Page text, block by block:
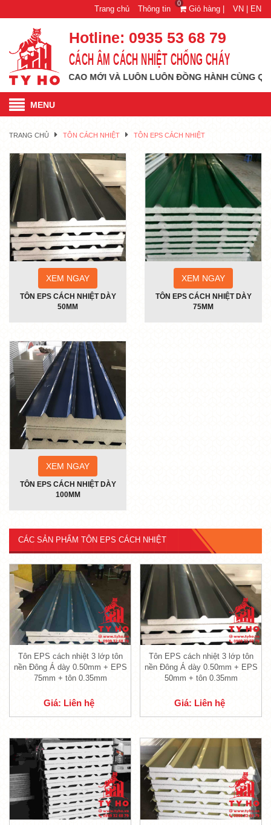
Trang chủ Thông tin
0
Giỏ hàng | VN | EN
Hotline: 0935 53 68 79
CÁCH ÂM CÁCH NHIỆT CHỐNG CHÁY
MỚI VÀ LUÔN LUÔN ĐỒNG HÀNH CÙNG QUÝ KHÁCH
MENU
TRANG CHỦ TÔN CÁCH NHIỆT TÔN EPS CÁCH NHIỆT
XEM NGAY
TÔN EPS CÁCH NHIỆT DÀY
50MM
XEM NGAY
TÔN EPS CÁCH NHIỆT DÀY
75MM
XEM NGAY
TÔN EPS CÁCH NHIỆT DÀY
100MM
CÁC SẢN PHẨM TÔN EPS CÁCH NHIỆT
Tôn EPS cách nhiệt 3 lớp tôn
nền Đông Á dày 0.50mm + EPS
75mm + tôn 0.35mm
Giá: Liên hệ
Tôn EPS cách nhiệt 3 lớp tôn
nền Đông Á dày 0.50mm + EPS
50mm + tôn 0.35mm
Giá: Liên hệ